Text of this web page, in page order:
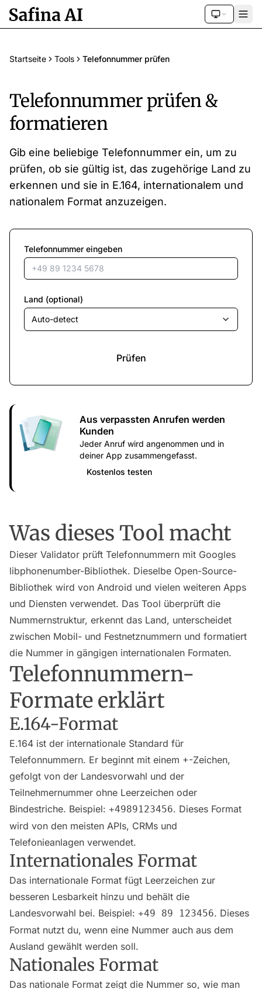
Startseite Tools Telefonnummer prüfen
Telefonnummer prüfen &
formatieren
Gib eine beliebige Telefonnummer ein, um zu
prüfen, ob sie gültig ist, das zugehörige Land zu
erkennen und sie in E.164, internationalem und
nationalem Format anzuzeigen.
Telefonnummer eingeben
Land (optional)
Auto-detect
Prüfen
Aus verpassten Anrufen werden
Kunden
Jeder Anruf wird angenommen und in
deiner App zusammengefasst.
Kostenlos testen
Was dieses Tool macht
Dieser Validator prüft Telefonnummern mit Googles
libphonenumber-Bibliothek. Dieselbe Open-Source-
Bibliothek wird von Android und vielen weiteren Apps
und Diensten verwendet. Das Tool überprüft die
Nummernstruktur, erkennt das Land, unterscheidet
zwischen Mobil- und Festnetznummern und formatiert
die Nummer in gängigen internationalen Formaten.
Telefonnummern-
Formate erklärt
E.164-Format
E.164 ist der internationale Standard für
Telefonnummern. Er beginnt mit einem +-Zeichen,
gefolgt von der Landesvorwahl und der
Teilnehmernummer ohne Leerzeichen oder
Bindestriche. Beispiel: +4989123456. Dieses Format
wird von den meisten APIs, CRMs und
Telefonieanlagen verwendet.
Internationales Format
Das internationale Format fügt Leerzeichen zur
besseren Lesbarkeit hinzu und behält die
Landesvorwahl bei. Beispiel: +49 89 123456. Dieses
Format nutzt du, wenn eine Nummer auch aus dem
Ausland gewählt werden soll.
Nationales Format
Das nationale Format zeigt die Nummer so, wie man